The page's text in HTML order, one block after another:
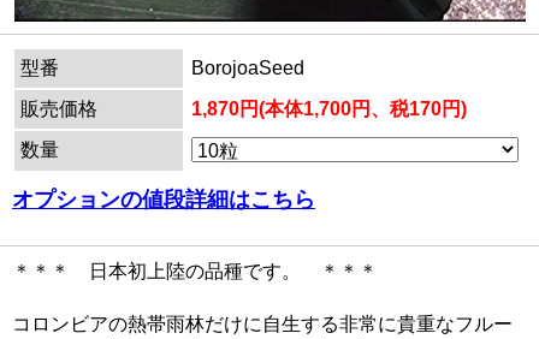
型番
BorojoaSeed
販売価格
1,870円(本体1,700円、税170円)
数量
オプションの値段詳細はこちら
＊＊＊ 日本初上陸の品種です。 ＊＊＊
コロンビアの熱帯雨林だけに自生する非常に貴重なフルー